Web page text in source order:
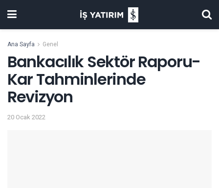
Ana Sayfa Genel
Bankacılık Sektör Raporu-
Kar Tahminlerinde
Revizyon
20 Ocak 2022